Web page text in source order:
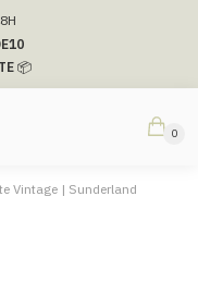
📦
0
Vintage​ | Sunderland